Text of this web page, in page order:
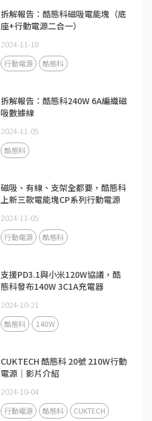
拆解報告：酷態科磁吸電能塊（底
座+行動電源二合一）
2024-11-18
行動電源 酷態科
拆解報告：酷態科240W 6A編織磁
吸數據線
2024-11-05
酷態科
磁吸、有線、支架全都要，酷態科
上新三款電能塊CP系列行動電源
2024-11-05
行動電源 酷態科
支援PD3.1與小米120W協議，酷
態科發布140W 3C1A充電器
2024-10-21
酷態科 140W
CUKTECH 酷態科 20號 210W行動
電源｜影片介紹
2024-10-04
行動電源 酷態科 CUKTECH